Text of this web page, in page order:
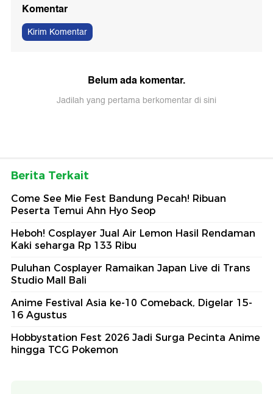
Komentar
Kirim Komentar
Belum ada komentar.
Jadilah yang pertama berkomentar di sini
Berita Terkait
Come See Mie Fest Bandung Pecah! Ribuan
Peserta Temui Ahn Hyo Seop
Heboh! Cosplayer Jual Air Lemon Hasil Rendaman
Kaki seharga Rp 133 Ribu
Puluhan Cosplayer Ramaikan Japan Live di Trans
Studio Mall Bali
Anime Festival Asia ke-10 Comeback, Digelar 15-
16 Agustus
Hobbystation Fest 2026 Jadi Surga Pecinta Anime
hingga TCG Pokemon